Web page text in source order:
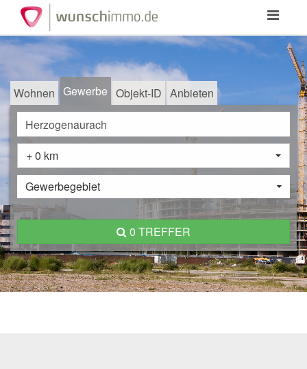
Toggle
Wohnen Gewerbe Objekt-ID Anbieten
+ 0 km
Gewerbegebiet
0 TREFFER